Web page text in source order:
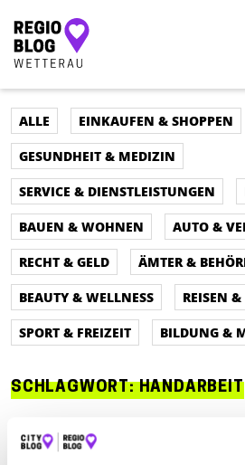
Hauptnavigation
ALLE
EINKAUFEN & SHOPPEN
GESUNDHEIT & MEDIZIN
SERVICE & DIENSTLEISTUNGEN
BAUEN & WOHNEN
AUTO &
RECHT & GELD
ÄMTER &
BEAUTY & WELLNESS
REISEN
SPORT & FREIZEIT
BILDUNG &
SCHLAGWORT:HANDARBEIT
ALLE AUTO & VERKEHR